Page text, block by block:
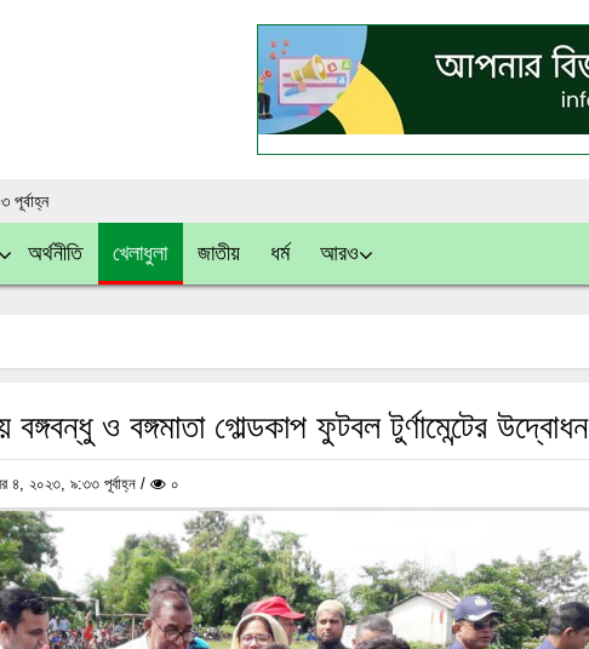
অর্থনীতি খেলাধুলা জাতীয় ধর্ম আরও
ও বঙ্গমাতা গোল্ডকাপ ফুটবল টুর্ণামেন্টের উদ্বোধন
৪, ২০২৩, ৯:৩৩ পূর্বাহ্ন / ০